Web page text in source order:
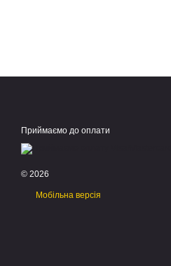
Приймаємо до оплати
© 2026
Мобільна версія